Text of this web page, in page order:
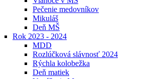
Pečenie medovníkov
Mikuláš
Deň MŠ
Rok 2023 - 2024
MDD
Rozlúčková slávnosť 2024
Rýchla kolobežka
Deň matiek